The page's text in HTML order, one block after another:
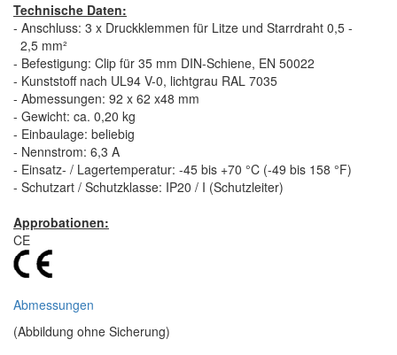
Technische Daten:
- Anschluss: 3 x Druckklemmen für Litze und Starrdraht 0,5 -
2,5 mm²
- Befestigung: Clip für 35 mm DIN-Schiene, EN 50022
- Kunststoff nach UL94 V-0, lichtgrau RAL 7035
- Abmessungen: 92 x 62 x48 mm
- Gewicht: ca. 0,20 kg
- Einbaulage: beliebig
- Nennstrom: 6,3 A
- Einsatz- / Lagertemperatur: -45 bis +70 °C (-49 bis 158 °F)
- Schutzart / Schutzklasse: IP20 / I (Schutzleiter)
Approbationen:
CE
Abmessungen
(Abbildung ohne Sicherung)